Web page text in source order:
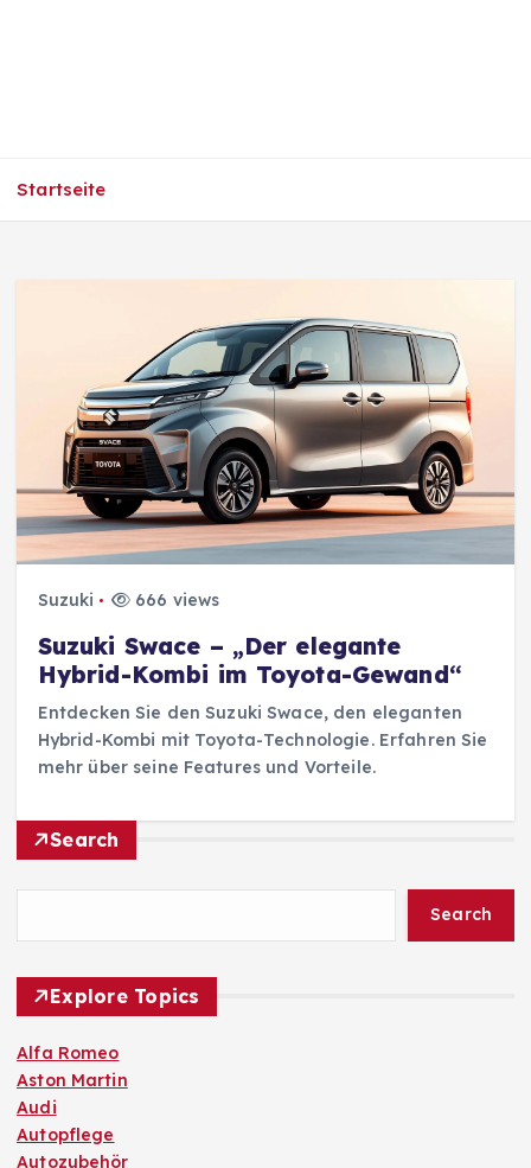
Startseite
Suzuki 666 views
Suzuki Swace – „Der elegante
Hybrid-Kombi im Toyota-Gewand“
Entdecken Sie den Suzuki Swace, den eleganten
Hybrid-Kombi mit Toyota-Technologie. Erfahren Sie
mehr über seine Features und Vorteile.
Search
Search
Explore Topics
Alfa Romeo
Aston Martin
Audi
Autopflege
Autozubehör